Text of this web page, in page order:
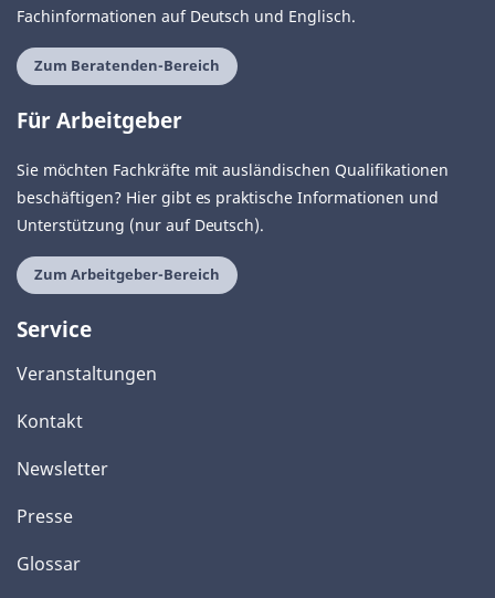
Fachinformationen auf Deutsch und Englisch.
Zum Beratenden-Bereich
Für Arbeitgeber
Sie möchten Fachkräfte mit ausländischen Qualifikationen
beschäftigen? Hier gibt es praktische Informationen und
Unterstützung (nur auf Deutsch).
Zum Arbeitgeber-Bereich
Service
Veranstaltungen
Kontakt
Newsletter
Presse
Glossar